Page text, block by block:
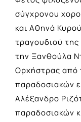
σύγχρονου
και Αθηνά
τραγουδιού
την Ξανθούλα
Ορχήστρας από
παραδοσιακών
Αλέξανδρο
παραδοσιακών